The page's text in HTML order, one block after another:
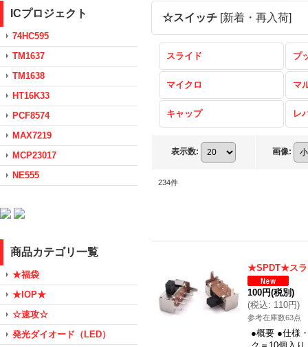
ICプロジェクト
74HC595
TM1637
TM1638
HT16K33
PCF8574
MAX7219
MCP23017
NE555
商品カテゴリ一覧
★福袋
★IOP★
☆速攻☆
発光ダイオード（LED）
☆スイッチ [新着・再入荷]
スライド プ
マイクロ マ
キャップ レ
表示数: 画像:
234件
★SPDT★スラ
100円(税別)
(税込: 110円)
参考在庫数63点
●概要 ●仕様